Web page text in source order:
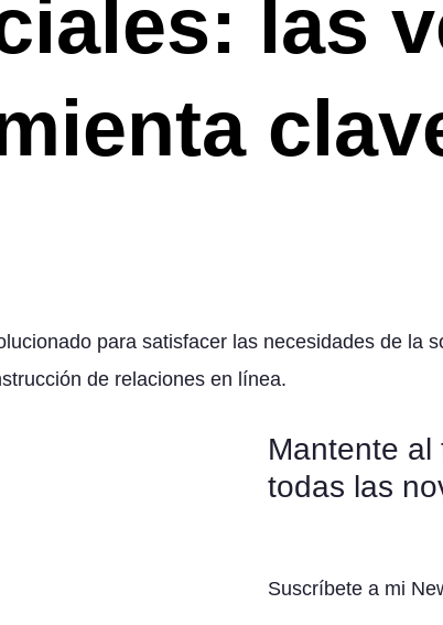
las
para satisfacer las necesidades de la
de relaciones en línea.
Mantente al
todas las
Suscríbete a mi